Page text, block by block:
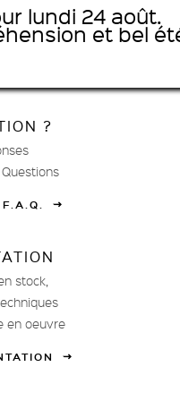
lundi 24 août.
et bel
52
8h-12h le vendredi
?
stock,
en oeuvre